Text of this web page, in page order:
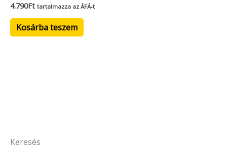
Keresés
4.790Ft tartalmazza az ÁFÁ-t
Kosárba teszem